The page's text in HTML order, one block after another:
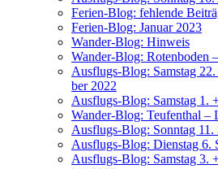
Feri­en-Blog: feh­len­de
Feri­en-Blog: Janu­ar 2023
Wan­der-Blog: Hinweis
Wan­der-Blog: Roten­bo­den
Aus­flugs-Blog: Sams­tag
ber 2022
Aus­flugs-Blog: Sams­tag 1.
Wan­der-Blog: Teuf­en­thal –
Aus­flugs-Blog: Sonn­tag 11.
Aus­flugs-Blog: Diens­tag 6.
Aus­flugs-Blog: Sams­tag 3.